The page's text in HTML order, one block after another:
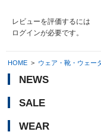
レビューを評価するには
ログインが必要です。
HOME > ウェア・靴・ウェー
NEWS
SALE
WEAR